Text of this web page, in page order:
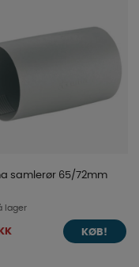
samlerør 65/72mm
lager
KØB!